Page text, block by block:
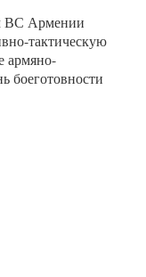
ВС Армении
тактическую
армяно-
боеготовности